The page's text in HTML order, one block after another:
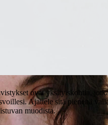
ovat yksityiskohtia,
Ajattele sitä pienenä
muodista.